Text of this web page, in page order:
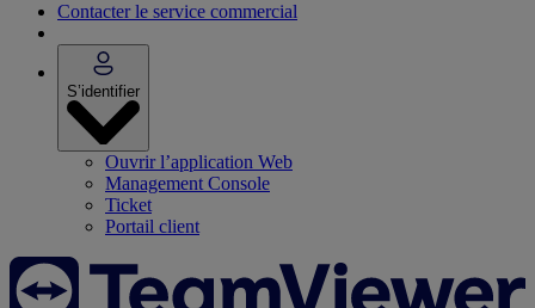
Contacter le service commercial
S’identifier
Ouvrir l’application Web
Management Console
Ticket
Portail client